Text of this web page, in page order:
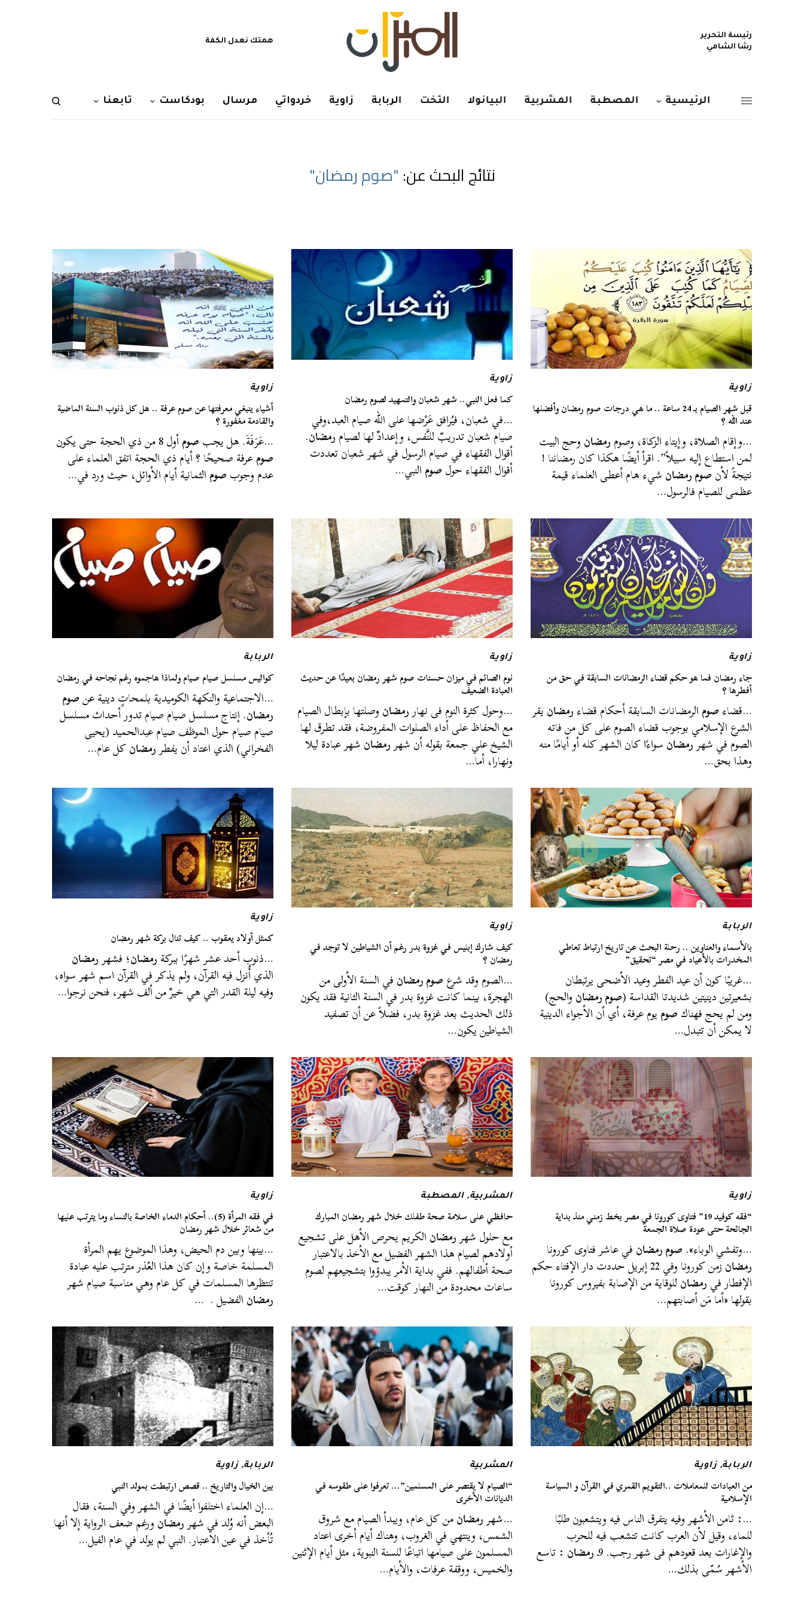
رئيسة التحرير
رشا الشامي
همتك نعدل الكفة
الرئيسية المصطبة المشربية البيانولا التخت الربابة زاوية خردواتي مرسال بودكاست تابعنا
نتائج البحث عن: "صوم رمضان"
زاوية
قبل شهر الصيام بـ 24 ساعة .. ما هي درجات صوم رمضان وأفضلها
عند الله ؟
…وإقام الصلاة، وإيتاء الزكاة، وصومرمضانوحج البيت
لمن استطاع إليه سبيلاً”. اقرأ أيضًا هكذا كان رمضاننا !
نتيجةً لأنصوم رمضانشيء هام أعطى العلماء قيمة
عظمى للصيام فالرسول…
زاوية
كما فعل النبي.. شهر شعبان والتمهيد لصوم رمضان
…في شعبان، فيُرافق عَرْضها على الله صيام العبد،وفي
صيام شعبان تدريبٌ للنَّفس، وإعدادٌ لها لصيامرمضان.
أقوال الفقهاء في صيام الرسول في شهر شعبان تعددت
أقوال الفقهاء حولصومالنبي…
زاوية
أشياء ينبغي معرفتها عن صوم عرفة .. هل كل ذنوب السنة الماضية
والقادمة مغفورة ؟
…عَرَفَةَ. هل يجبصومأول 8 من ذي الحجة حتى يكون
صومعرفة صحيحًا ؟ أيام ذي الحجة اتفق العلماء على
عدم وجوبصومالثمانية أيام الأوائل، حيث ورد في…
زاوية
جاء رمضان فما هو حكم قضاء الرمضانات السابقة في حق من
أفطرها ؟
…قضاءصومالرمضانات السابقة أحكام قضاءرمضانيقر
الشرع الإسلامي بوجوب قضاء الصوم على كل من فاته
الصوم في شهررمضانسواءًا كان الشهر كله أو أيامًا منه
وهذا بحق…
زاوية
نوم الصائم في ميزان حسنات صوم شهر رمضان بعيدًا عن حديث
العبادة الضعيف
…وحول كثرة النوم فى نهاررمضانوصلتها بإبطال الصيام
مع الحفاظ على أداء الصلوات المفروضة، فقد تطرق لها
الشيخ علي جمعة بقوله أن شهررمضانشهر عبادة ليلا
ونهارا، أما…
الربابة
كواليس مسلسل صيام صيام ولماذا هاجموه رغم نجاحه في رمضان
…الاجتماعية والنكهة الكوميدية بلمحاتٍ دينية عنصوم
رمضان. إنتاج مسلسل صيام صيام تدور أحداث مسلسل
صيام صيام حول الموظف صيام عبدالحميد (يحيى
الفخراني) الذي اعتاد أن يفطررمضانكل عام…
الربابة
بالأسماء والعناوين .. رحلة البحث عن تاريخ ارتباط تعاطي
المخدرات بالأعياد في مصر “تحقيق”
…غريبًا كون أن عيد الفطر وعيد الأضحى يرتبطان
بشعيرتين دينيتين شديدتا القداسة (صوم رمضانوالحج)
ومن لم يحج فهناكصوميوم عرفة، أي أن الأجواء الدينية
لا يمكن أن تتبدل…
زاوية
كيف شارك إبليس في غزوة بدر رغم أن الشياطين لا توجد في
رمضان ؟
…الصوم وقد شرعصوم رمضانفي السنة الأولى من
الهجرة، بينما كانت غزوة بدر في السنة الثانية فقد يكون
ذلك الحديث بعد غزوة بدر، فضلاً عن أن تصفيد
الشياطين يكون…
زاوية
كمثل أولاد يعقوب .. كيف تنال بركة شهر رمضان
…ذنوب أحد عشر شهرًا ببركةرمضان؛ فشهررمضان
الذي أُنزل فيه القرآن، ولم يذكر في القرآن اسم شهر سواه،
وفيه ليلة القدر التي هي خيرٌ من ألف شهر، فنحن نرجوا…
زاوية
“فقه كوفيد 19” فتاوى كورونا في مصر بخط زمني منذ بداية
الجائحة حتى عودة صلاة الجمعة
…وتفشي الوباء». صوم رمضانفي عاشر فتاوى كورونا
رمضان زمن كورونا وفي 22 إبريل حددت دار الإفتاء حكم
الإفطار فيرمضانللوقاية من الإصابة بفيروس كورونا
بقولها «أما مَن أصابتهم…
المشربية,المصطبة
حافظي على سلامة صحة طفلك خلال شهر رمضان المبارك
مع حلول شهررمضانالكريم يحرص الأهل على تشجيع
أولادهم لصيام هذا الشهر الفضيل مع الأخذ بالاعتبار
صحة أطفالهم. ففي بداية الأمر يبدؤوا بتشجيعهم لصوم
ساعات محدودة من النهار كوقت…
زاوية
في فقه المرأة (5).. أحكام الدماء الخاصة بالنساء وما يترتب عليها
من شعائر خلال شهر رمضان
…بينها وبين دم الحيض، وهذا الموضوع يهم المرأة
المسلمة خاصة وإن كان هذا العُذر مترتب عليه عبادة
تنتظرها المسلمات في كل عام وهي مناسبة صيام شهر
رمضانالفضيل . …
الربابة, زاوية
من العبادات للمعاملات ..التقويم القمري في القرآن و السياسة
الإسلامية
…: ثامن الأشهر وفيه يتفرق الناس فيه ويتشعبون طلبًا
للماء، وقيل لأن العرب كانت تتشعب فيه للحرب
والإغارات بعد قعودهم فى شهر رجب. 9ـ رمضان : تاسع
الأشهر سُمّى بذلك…
المشربية
“الصيام لا يقتصر على المسلمين”… تعرفوا على طقوسه في
الديانات الأخرى
…شهررمضانمن كل عام، ويبدأ الصيام مع شروق
الشمس، وينتهي في الغروب، وهناك أيام أخرى اعتاد
المسلمون على صيامها اتباعًا للسنة النبوية، مثل أيام الإثنين
والخميس، ووقفة عرفات، والأيام…
الربابة, زاوية
بين الخيال والتاريخ .. قصص ارتبطت بمولد النبي
…إن العلماء اختلفوا أيضًا في الشهر وفي السنة، فقال
البعض أنه وُلد في شهررمضانورغم ضعف الرواية إلا أنها
تُأخذ في عين الاعتبار. النبي لم يولد في عام الفيل…